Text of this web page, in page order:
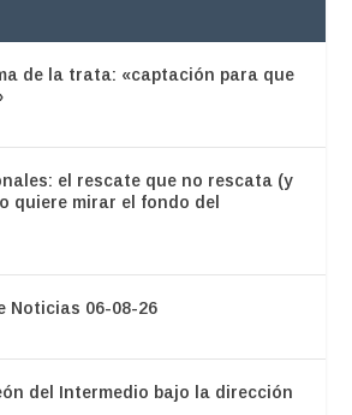
de la trata: «captación para que
el rescate que no rescata (y
quiere mirar el fondo del
Noticias 06-08-26
del Intermedio bajo la dirección